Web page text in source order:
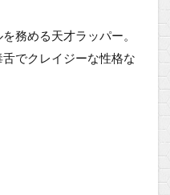
務める天才ラッパー。
でクレイジーな性格な